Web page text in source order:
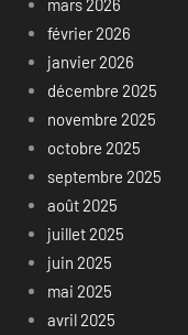
mars 2026
février 2026
janvier 2026
décembre 2025
novembre 2025
octobre 2025
septembre 2025
août 2025
juillet 2025
juin 2025
mai 2025
avril 2025